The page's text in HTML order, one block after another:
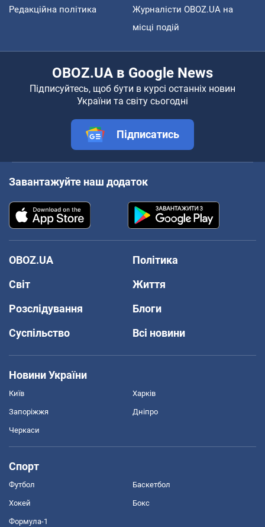
Редакційна політика
Журналісти OBOZ.UA на
місці подій
OBOZ.UA в Google News
Підписуйтесь, щоб бути в курсі останніх новин
України та світу сьогодні
Підписатись
Завантажуйте наш додаток
OBOZ.UA
Політика
Світ
Життя
Розслідування
Блоги
Суспільство
Всі новини
Новини України
Київ Харків
Запоріжжя Дніпро
Черкаси
Спорт
Футбол Баскетбол
Хокей Бокс
Формула-1